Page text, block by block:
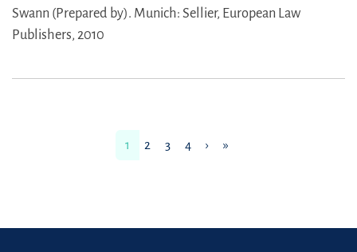
Swann (Prepared by). Munich: Sellier, European Law
Publishers, 2010
1 2 3 4 › »